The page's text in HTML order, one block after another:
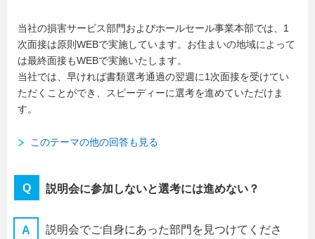
当社の損害サービス部門およびホールセール事業本部では、1
次面接は原則WEBで実施しています。お住まいの地域によって
は最終面接もWEBで実施いたします。
当社では、早ければ書類選考通過の翌週に1次面接を受けてい
ただくことができ、スピーディーに選考を進めていただけま
す。
このテーマの他の回答も見る
説明会に参加しないと選考には進めない？
説明会でご自身にあった部門を見つけてくださ